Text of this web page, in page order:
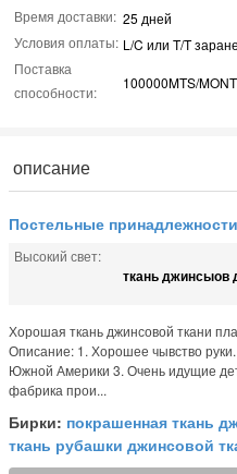
Время доставки: 25 дней
Условия оплаты: L/C или T/T
Поставка
способности:
100000MTS/
описание
Постельные
Высокий свет:
ткань джинсыов
Хорошая ткань джинсовой ткани
Описание: 1. Хорошее чывство
Южной Америки 3. Очень идущие
фабрика прои...
Бирки: покрашенная ткань
ткань рубашки джинсовой